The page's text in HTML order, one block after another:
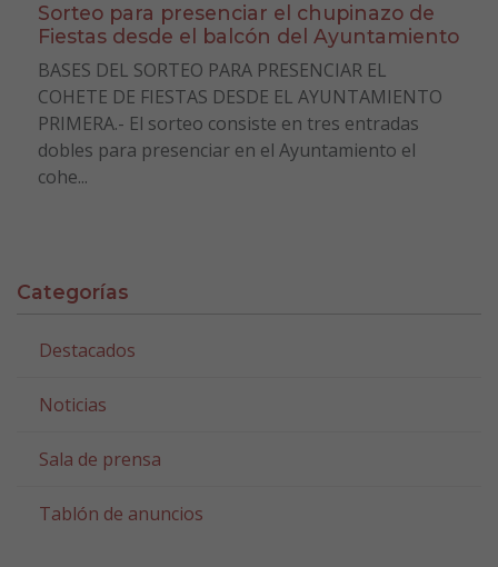
Sorteo para presenciar el chupinazo de
Fiestas desde el balcón del Ayuntamiento
BASES DEL SORTEO PARA PRESENCIAR EL
COHETE DE FIESTAS DESDE EL AYUNTAMIENTO
PRIMERA.- El sorteo consiste en tres entradas
dobles para presenciar en el Ayuntamiento el
cohe...
Categorías
Destacados
Noticias
Sala de prensa
Tablón de anuncios